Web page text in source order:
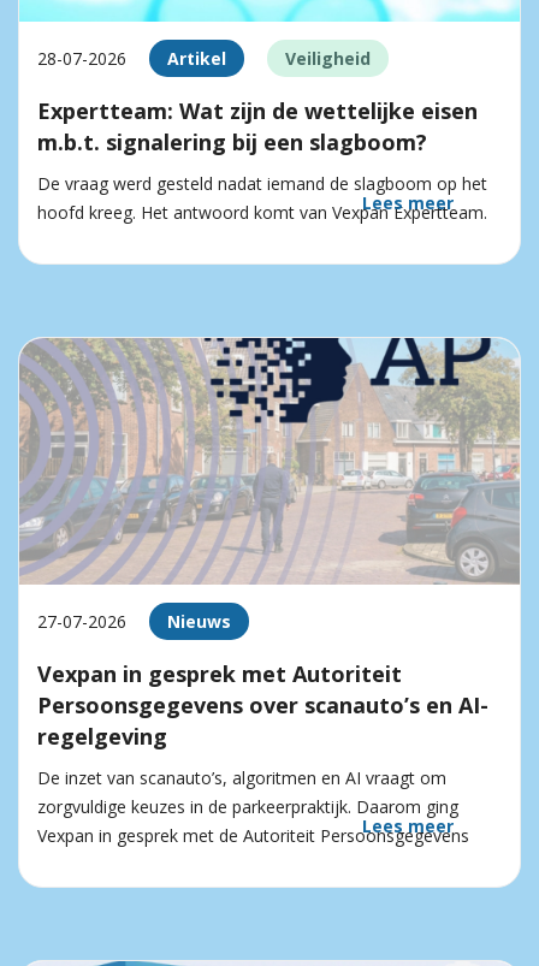
28-07-2026 Artikel Veiligheid
Expertteam: Wat zijn de wettelijke eisen
m.b.t. signalering bij een slagboom?
De vraag werd gesteld nadat iemand de slagboom op het
hoofd kreeg. Het antwoord komt van Vexpan Expertteam.
Lees meer
27-07-2026 Nieuws
Vexpan in gesprek met Autoriteit
Persoonsgegevens over scanauto’s en AI-
regelgeving
De inzet van scanauto’s, algoritmen en AI vraagt om
zorgvuldige keuzes in de parkeerpraktijk. Daarom ging
Vexpan in gesprek met de Autoriteit Persoonsgegevens
Lees meer